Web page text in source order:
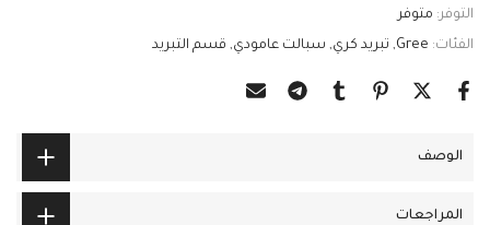
التوفر: متوفر
الفئات: Gree تبريد كري سبالت عامودي قسم التبريد
الوصف
المراجعات